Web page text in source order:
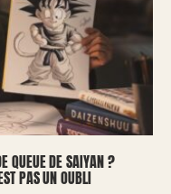
QUEUE DE SAIYAN ?
PAS UN OUBLI